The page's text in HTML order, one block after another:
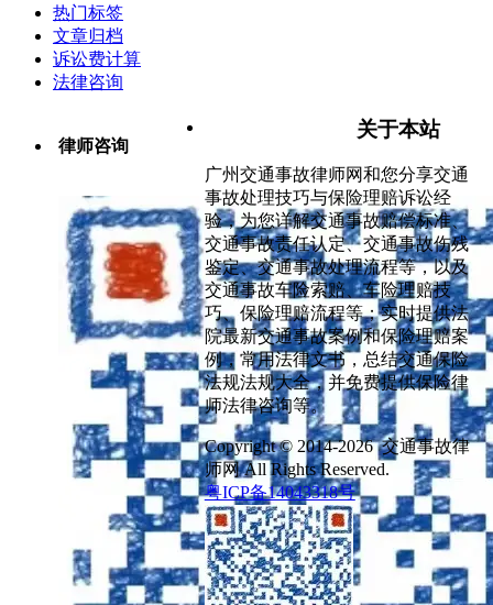
热门标签
文章归档
诉讼费计算
法律咨询
律师咨询
关于本站
广州交通事故律师网和您分享交通
事故处理技巧与保险理赔诉讼经
验，为您详解交通事故赔偿标准、
交通事故责任认定、交通事故伤残
鉴定、交通事故处理流程等，以及
交通事故车险索赔、车险理赔技
巧、保险理赔流程等；实时提供法
院最新交通事故案例和保险理赔案
例，常用法律文书，总结交通保险
法规法规大全，并免费提供保险律
师法律咨询等。
Copyright © 2014-2026 交通事故律
师网 All Rights Reserved.
粤ICP备14043318号